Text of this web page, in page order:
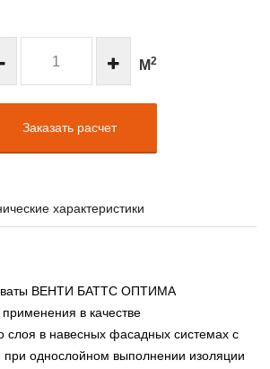
М2
Заказать расчет
характеристики
ваты ВЕНТИ БАТТС ОПТИМА
в качестве
слоя в навесных фасадных системах с
однослойном выполнении изоляции